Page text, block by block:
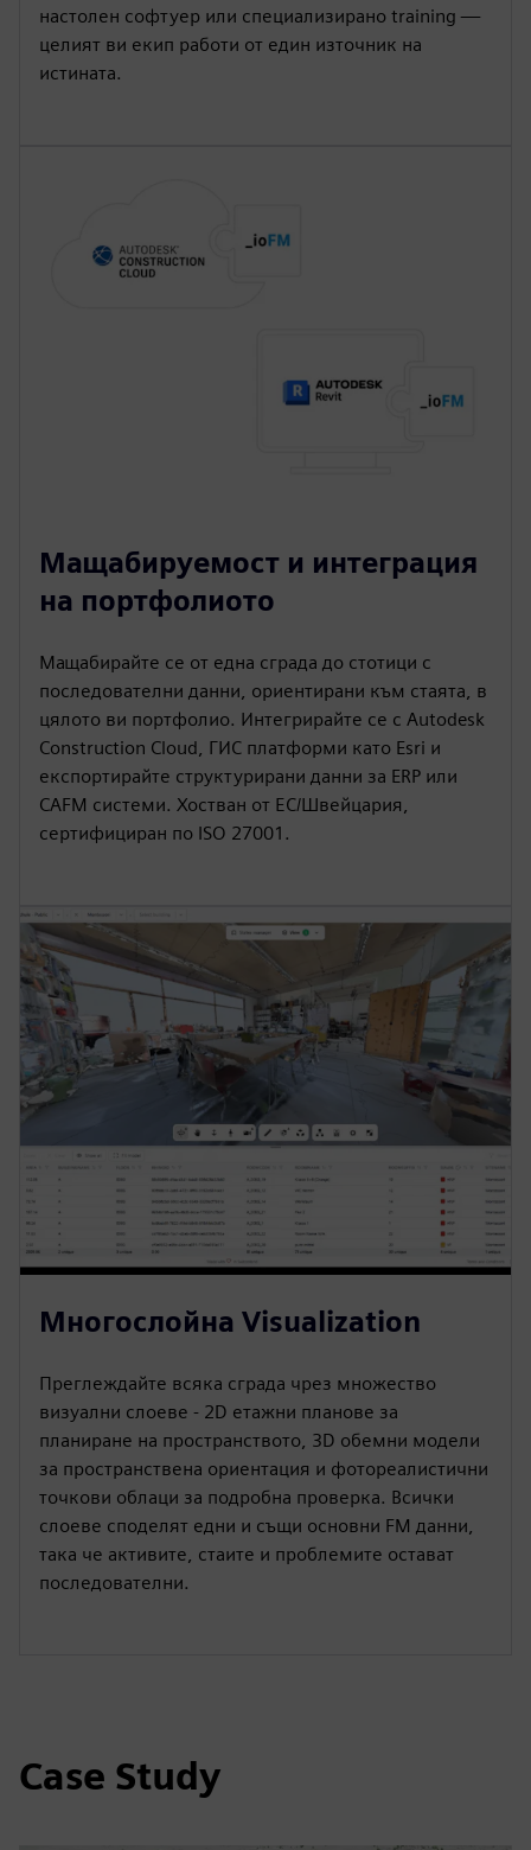
настолен софтуер или специализирано training —
целият ви екип работи от един източник на
истината.
Мащабируемост и интеграция
на портфолиото
Мащабирайте се от една сграда до стотици с
последователни данни, ориентирани към стаята, в
цялото ви портфолио. Интегрирайте се с Autodesk
Construction Cloud, ГИС платформи като Esri и
експортирайте структурирани данни за ERP или
CAFM системи. Хостван от ЕС/Швейцария,
сертифициран по ISO 27001.
Многослойна Visualization
Преглеждайте всяка сграда чрез множество
визуални слоеве - 2D етажни планове за
планиране на пространството, 3D обемни модели
за пространствена ориентация и фотореалистични
точкови облаци за подробна проверка. Всички
слоеве споделят едни и същи основни FM данни,
така че активите, стаите и проблемите остават
последователни.
Case Study